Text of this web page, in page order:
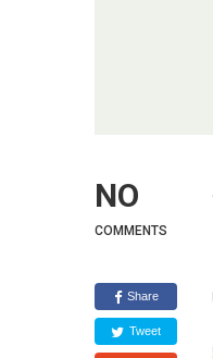
NO
COMMENTS
Share
Tweet